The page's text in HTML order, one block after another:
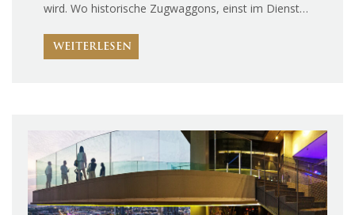
wird. Wo historische Zugwaggons, einst im Dienst…
WEITERLESEN